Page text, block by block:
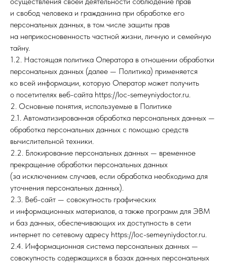
и свобод человека и гражданина при обработке его
персональных данных, в том числе защиты прав
на неприкосновенность частной жизни, личную и семейную
тайну.
1.2. Настоящая политика Оператора в отношении обработки
персональных данных (далее — Политика) применяется
ко всей информации, которую Оператор может получить
о посетителях веб-сайта https://loc-semeyniydoctor.ru.
2. Основные понятия, используемые в Политике
2.1. Автоматизированная обработка персональных данных —
обработка персональных данных с помощью средств
вычислительной техники.
2.2. Блокирование персональных данных — временное
прекращение обработки персональных данных
(за исключением случаев, если обработка необходима для
уточнения персональных данных).
2.3. Веб-сайт — совокупность графических
и информационных материалов, а также программ для ЭВМ
и баз данных, обеспечивающих их доступность в сети
интернет по сетевому адресу https://loc-semeyniydoctor.ru.
2.4. Информационная система персональных данных —
совокупность содержащихся в базах данных персональных